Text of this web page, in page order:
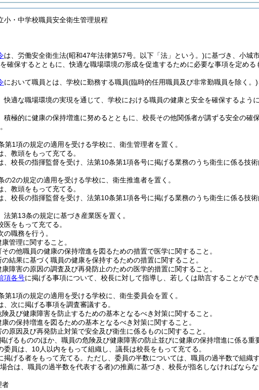
小・中学校職員安全衛生管理規程
は、労働安全衛生法(昭和47年法律第57号。以下「法」という。)に基づき、小城
確保するとともに、快適な職場環境の形成を促進するために必要な事項を定める
において職員とは、学校に勤務する職員(臨時的任用職員及び非常勤職員を除く。)
快適な職場環境の実現を通じて、学校における職員の健康と安全を確保するよう
積極的に健康の保持増進に努めるとともに、校長その他関係者が講ずる安全の確
第1項の規定の適用を受ける学校に、衛生管理者を置く。
、教頭をもって充てる。
、校長の指揮監督を受け、法第10条第1項各号に掲げる業務のうち衛生に係る技術
の2の規定の適用を受ける学校に、衛生推進者を置く。
、教頭をもって充てる。
、校長の指揮監督を受け、法第10条第1項各号に掲げる業務のうち衛生に係る技術
法第13条の規定に基づき産業医を置く。
医をもって充てる。
の職務を行う。
管理に関すること。
の他職員の健康の保持増進を図るための措置で医学に関すること。
結果に基づく職員の健康を保持するための措置に関すること。
障害の原因の調査及び再発防止のための医学的措置に関すること。
項各号に掲げる事項について、校長に対して指導し、若しくは助言することができ
第1項の規定の適用を受ける学校に、衛生委員会を置く。
、次に掲げる事項を調査審議する。
及び健康障害を防止するための基本となるべき対策に関すること。
の保持増進を図るための基本となるべき対策に関すること。
原因及び再発防止対策で安全及び衛生に係るものに関すること。
げるもののほか、職員の危険及び健康障害の防止並びに健康の保持増進に係る重
委員は、10人以内をもって組織し、議長は校長をもって充てる。
掲げる者をもって充てる。 ただし、委員の半数については、職員の過半数で組織
合は、職員の過半数を代表する者)の推薦に基づき、校長が指名しなければならな
者